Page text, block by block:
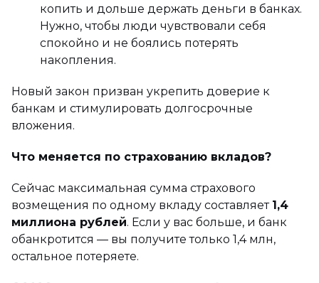
копить и дольше держать деньги в банках.
Нужно, чтобы люди чувствовали себя
спокойно и не боялись потерять
накопления.
Новый закон призван укрепить доверие к
банкам и стимулировать долгосрочные
вложения.
Что меняется по страхованию вкладов?
Сейчас максимальная сумма страхового
возмещения по одному вкладу составляет 1,4
миллиона рублей. Если у вас больше, и банк
обанкротится — вы получите только 1,4 млн,
остальное потеряете.